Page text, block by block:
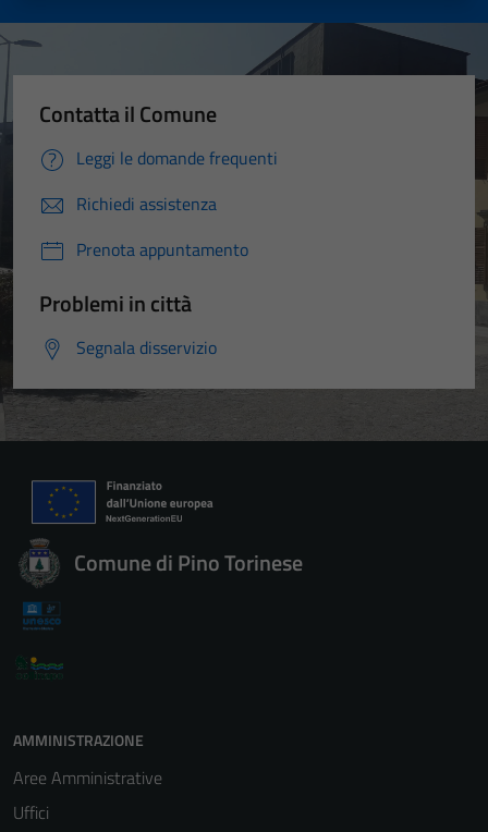
Contatta il Comune
Leggi le domande frequenti
Richiedi assistenza
Prenota appuntamento
Problemi in città
Segnala disservizio
Comune di Pino Torinese
AMMINISTRAZIONE
Aree Amministrative
Uffici